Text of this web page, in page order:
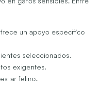
un apoyo especifico
seleccionados.
exigentes.
felino.